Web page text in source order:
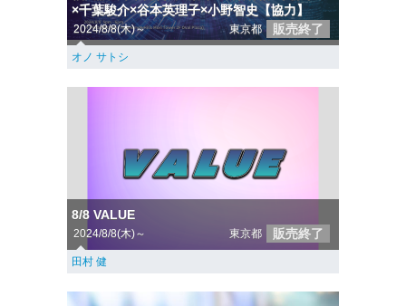
×千葉駿介×谷本英理子×小野智史【協力】
2024/8/8(木)～ 東京都 販売終了
オノ サトシ
8/8 VALUE
2024/8/8(木)～ 東京都 販売終了
田村 健